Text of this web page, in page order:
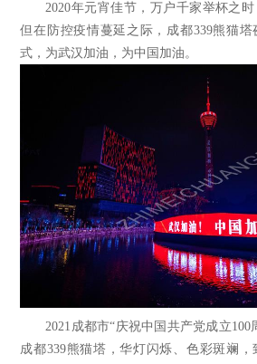
2020年元宵佳节，万户千家举杯之
但在防控疫情蔓延之际，成都339熊猫
式，为武汉加油，为中国加油。
2021成都市“庆祝中国共产党成立100
成都339熊猫塔，华灯闪烁、色彩斑斓